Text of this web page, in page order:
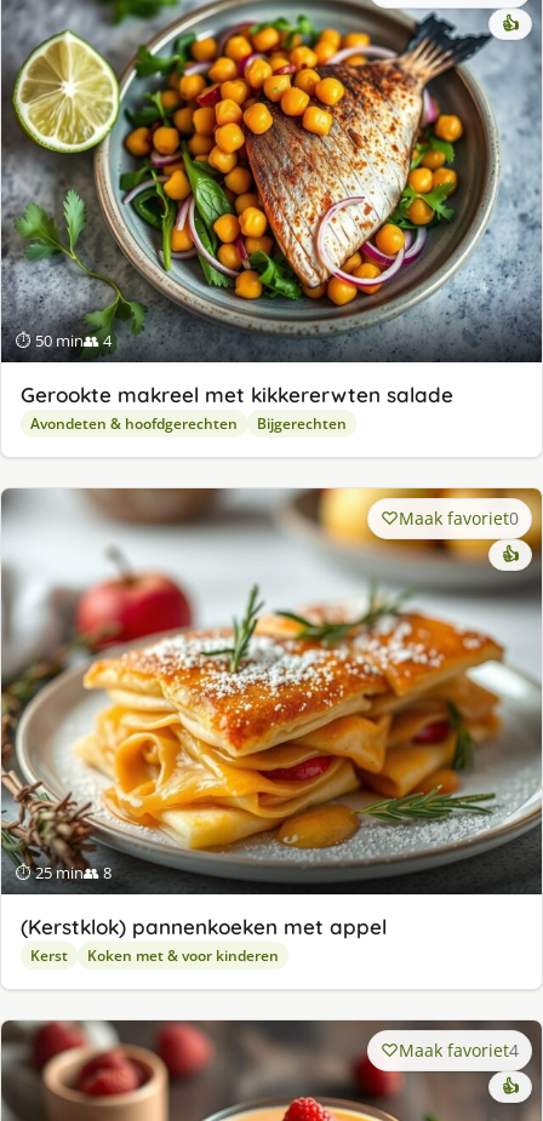
⏱ 50 min👥 4
👍
Gerookte makreel met kikkererwten salade
Avondeten & hoofdgerechten Bijgerechten
⏱ 25 min👥 8
Maak favoriet0
👍
(Kerstklok) pannenkoeken met appel
Kerst Koken met & voor kinderen
Maak favoriet4
👍